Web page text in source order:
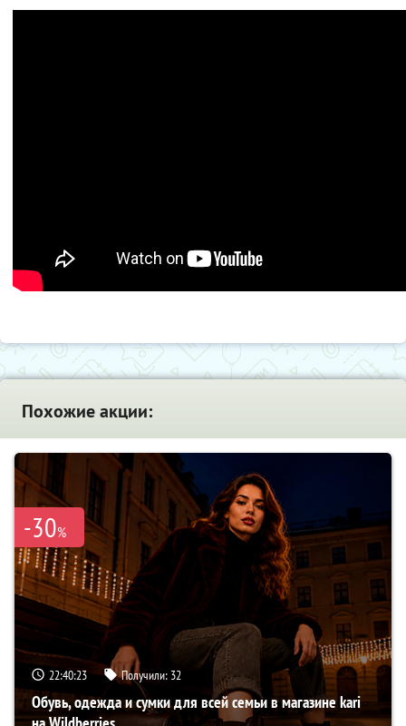
Похожие акции:
-30%
22:40:22 Получили: 32
Обувь, одежда и сумки для всей семьи в магазине kari